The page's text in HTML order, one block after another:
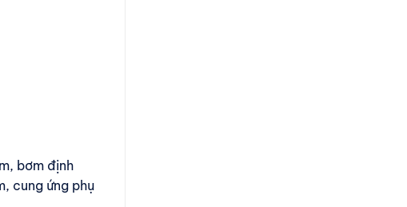
bơm định
cung ứng phụ